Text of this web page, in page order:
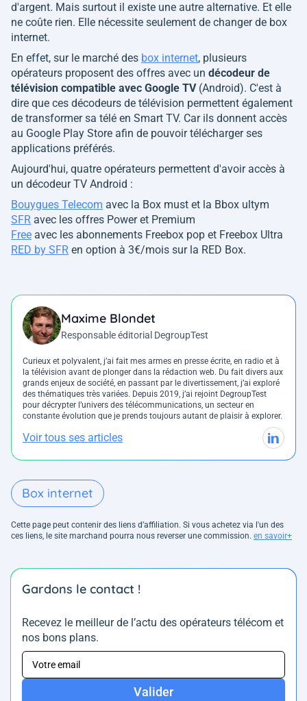
d'argent. Mais surtout il existe une autre alternative. Et elle
ne coûte rien. Elle nécessite seulement de changer de box
internet.
En effet, sur le marché des box internet, plusieurs
opérateurs proposent des offres avec un décodeur de
télévision compatible avec Google TV(Android). C'est à
dire que ces décodeurs de télévision permettent également
de transformer sa télé en Smart TV. Car ils donnent accès
au Google Play Store afin de pouvoir télécharger ses
applications préférés.
Aujourd'hui, quatre opérateurs permettent d'avoir accès à
un décodeur TV Android :
Bouygues Telecom avec la Box must et la Bbox ultym
SFR avec les offres Power et Premium
Free avec les abonnements Freebox pop et Freebox Ultra
RED by SFR en option à 3€/mois sur la RED Box.
Maxime Blondet
Responsable éditorial DegroupTest
Curieux et polyvalent, j’ai fait mes armes en presse écrite, en radio et à
la télévision avant de plonger dans la rédaction web. Du fait divers aux
grands enjeux de société, en passant par le divertissement, j’ai exploré
des thématiques très variées. Depuis 2019, j’ai rejoint DegroupTest
pour décrypter l’univers des télécommunications, un secteur en
constante évolution que je prends toujours autant de plaisir à explorer.
Voir tous ses articles
Box internet
Cette page peut contenir des liens d’affiliation. Si vous achetez via l'un des
ces liens, le site marchand pourra nous reverser une commission. en savoir+
Gardons le contact !
Recevez le meilleur de l’actu des opérateurs télécom et
nos bons plans.
Valider